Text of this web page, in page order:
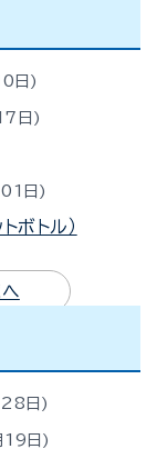
日
日
日
ボトル）
日
日